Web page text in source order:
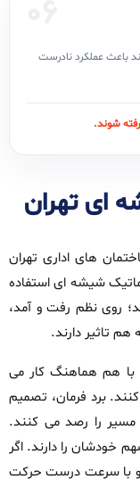
باعث عملکرد نادرست
شوند.
ای تهران
های اداری تهران
شیشه‌ ای استفاده
روی نظم رفت‌ و آمد،
تاثیر دارند.
هم هماهنگ کار می‌
برد فرمان، تصمیم
را رصد می‌ کنند.
را دارند. اگر
و با سرعت درست حرکت